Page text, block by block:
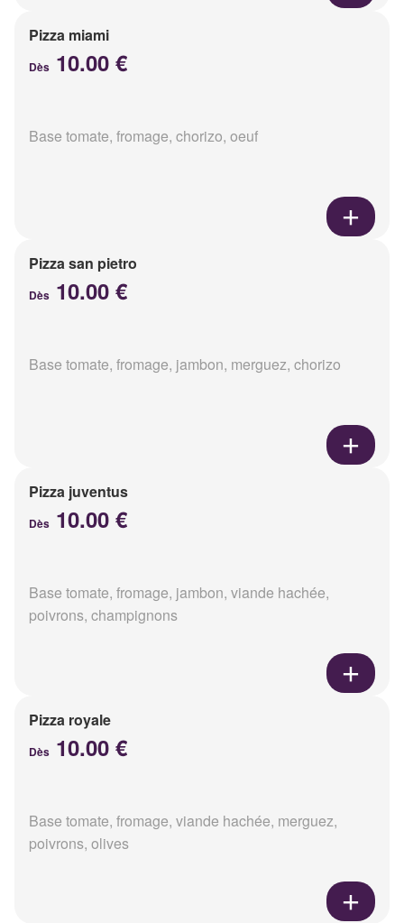
Pizza miami
Dès 10.00 €
Base tomate, fromage, chorizo, oeuf
Pizza san pietro
Dès 10.00 €
Base tomate, fromage, jambon, merguez, chorizo
Pizza juventus
Dès 10.00 €
Base tomate, fromage, jambon, viande hachée,
poivrons, champignons
Pizza royale
Dès 10.00 €
Base tomate, fromage, viande hachée, merguez,
poivrons, olives